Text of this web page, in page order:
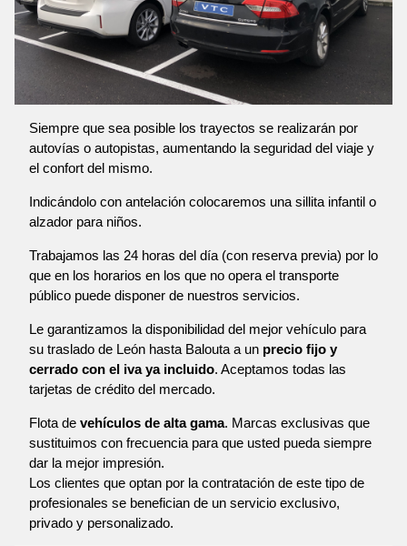
Siempre que sea posible los trayectos se realizarán por
autovías o autopistas, aumentando la seguridad del viaje y
el confort del mismo.
Indicándolo con antelación colocaremos una sillita infantil o
alzador para niños.
Trabajamos las 24 horas del día (con reserva previa) por lo
que en los horarios en los que no opera el transporte
público puede disponer de nuestros servicios.
Le garantizamos la disponibilidad del mejor vehículo para
su traslado de León hasta Balouta a un precio fijo y
cerrado con el iva ya incluido. Aceptamos todas las
tarjetas de crédito del mercado.
Flota de vehículos de alta gama. Marcas exclusivas que
sustituimos con frecuencia para que usted pueda siempre
dar la mejor impresión.
Los clientes que optan por la contratación de este tipo de
profesionales se benefician de un servicio exclusivo,
privado y personalizado.